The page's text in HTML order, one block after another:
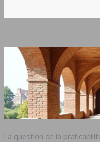
La question de la